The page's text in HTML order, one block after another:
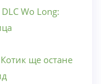
Wo Long:
ще остане